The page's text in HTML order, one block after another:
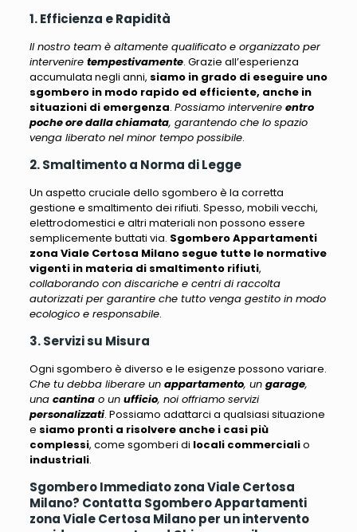
1. Efficienza e Rapidità
Il nostro team è altamente qualificato e organizzato per
intervenire tempestivamente. Grazie all’esperienza
accumulata negli anni, siamo in grado di eseguire uno
sgombero in modo rapido ed efficiente, anche in
situazioni di emergenza. Possiamo intervenire entro
poche ore dalla chiamata, garantendo che lo spazio
venga liberato nel minor tempo possibile.
2. Smaltimento a Norma di Legge
Un aspetto cruciale dello sgombero è la corretta
gestione e smaltimento dei rifiuti. Spesso, mobili vecchi,
elettrodomestici e altri materiali non possono essere
semplicemente buttati via. Sgombero Appartamenti
zona Viale Certosa Milano segue tutte le normative
vigenti in materia di smaltimento rifiuti,
collaborando con discariche e centri di raccolta
autorizzati per garantire che tutto venga gestito in modo
ecologico e responsabile.
3. Servizi su Misura
Ogni sgombero è diverso e le esigenze possono variare.
Che tu debba liberare un appartamento, un garage,
una cantinao un ufficio, noi offriamo servizi
personalizzati. Possiamo adattarci a qualsiasi situazione
e siamo pronti a risolvere anche i casi più
complessi, come sgomberi di locali commercialio
industriali.
Sgombero Immediato zona Viale Certosa
Milano? Contatta Sgombero Appartamenti
zona Viale Certosa Milano per un intervento